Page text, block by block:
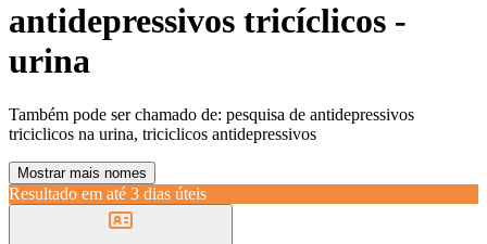
antidepressivos tricíclicos -
urina
Também pode ser chamado de: pesquisa de antidepressivos
triciclicos na urina, triciclicos antidepressivos
Mostrar mais nomes
Resultado em até 3 dias úteis